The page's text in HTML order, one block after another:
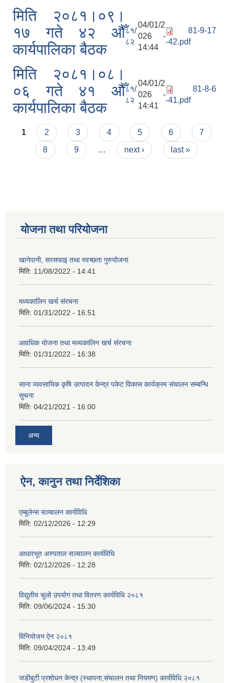
मिति २०८१।०९।
१७ गते ४२ ‌औँ
कार्यपालिका बैठक
८१/
८२
04/01/2
026 -
14:44
81-9-17
-42.pdf
मिति २०८१।०८।
०६ गते ४१ ‌औँ
कार्यपालिका बैठक
८१/
८२
04/01/2
026 -
14:41
81-8-6
-41.pdf
Pages
1 2 3 4 5 6
7
8
9 … next › last »
योजना तथा परियोजना
खानेपानी, सरसफाइ तथा स्वच्छता गुरुयोजना
मिति: 11/08/2022 - 14:41
मध्यकालिन खर्च संरचना
मिति: 01/31/2022 - 16:51
आवधिक योजना तथा मध्यकालिन खर्च संरचना
मिति: 01/31/2022 - 16:38
साना व्यवसायिक कृषि उत्पादन केन्द्र पकेट विकास कार्यक्रम संचालन सम्बन्धि
सुचना
मिति: 04/21/2021 - 16:00
अन्य
ऐन, कानुन तथा निर्देशिका
एम्बुलेन्स सञ्चालन कार्यविधि
मिति: 02/12/2026 - 12:29
आधारभूत अस्पताल सञ्चालन कार्यविधि
मिति: 02/12/2026 - 12:28
विद्युतीय चुलो उपयोग तथा वितरण कार्यविधि २०८१
मिति: 09/06/2024 - 15:30
विनियोजन ऐन २०८१
मिति: 09/04/2024 - 13:49
जडीबुटी प्रशोधन केन्द्र (स्थापना,संचालन तथा नियमण) कार्यविधि २०८१